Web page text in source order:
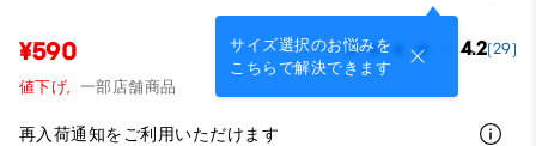
サイズ選択のお悩みを
こちらで解決できます
¥590 4.2(29)
値下げ, 一部店舗商品
再入荷通知をご利用いただけます